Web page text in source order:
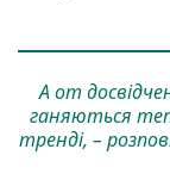
А от
ганяються
тренді, –